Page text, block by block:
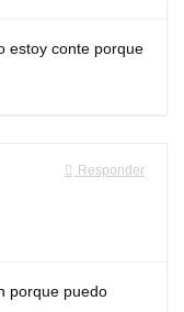
estoy conte porque
Responder
porque puedo